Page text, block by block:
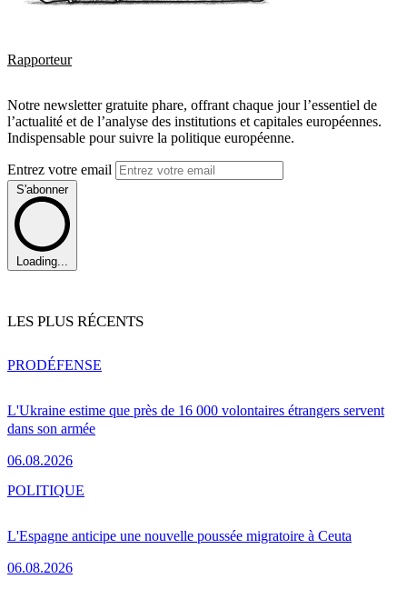
Rapporteur
Notre newsletter gratuite phare, offrant chaque jour l’essentiel de
l’actualité et de l’analyse des institutions et capitales européennes.
Indispensable pour suivre la politique européenne.
Entrez votre email
S'abonner
Loading...
LES PLUS RÉCENTS
L'Ukraine estime que près de 16 000 volontaires étrangers servent
dans son armée
06.08.2026
PRODÉFENSE
L'Espagne anticipe une nouvelle poussée migratoire à Ceuta
06.08.2026
POLITIQUE